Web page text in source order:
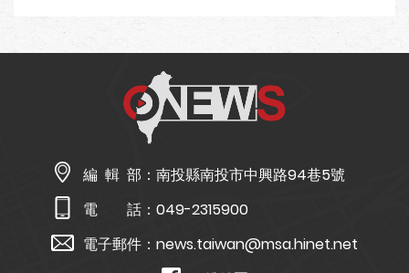
編 輯 部： 南投縣南投市中興路94巷5號
電 話： 049-2315900
電子郵件： news.taiwan@msa.hinet.net